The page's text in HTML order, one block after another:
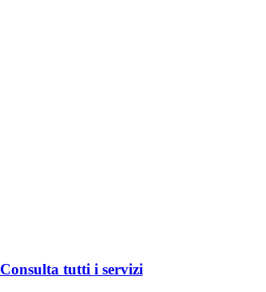
Consulta tutti i servizi